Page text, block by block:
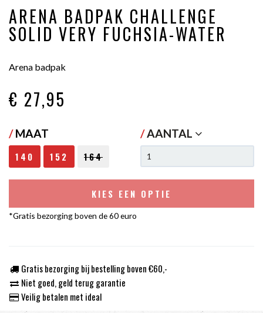
ARENA BADPAK CHALLENGE
SOLID VERY FUCHSIA-WATER
Arena badpak
€ 27,95
/MAAT
140 152 164
/AANTAL
KIES EEN OPTIE
*Gratis bezorging boven de 60 euro
Gratis bezorging bij bestelling boven €60,-
Niet goed, geld terug garantie
Veilig betalen met ideal